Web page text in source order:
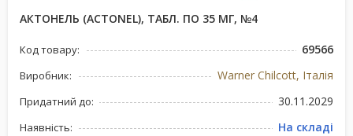
АКТОНЕЛЬ (ACTONEL), ТАБЛ. ПО 35 МГ, №4
Код товару: 69566
Виробник: Warner Chilcott, Італія
Придатний до: 30.11.2029
Наявність: На складі